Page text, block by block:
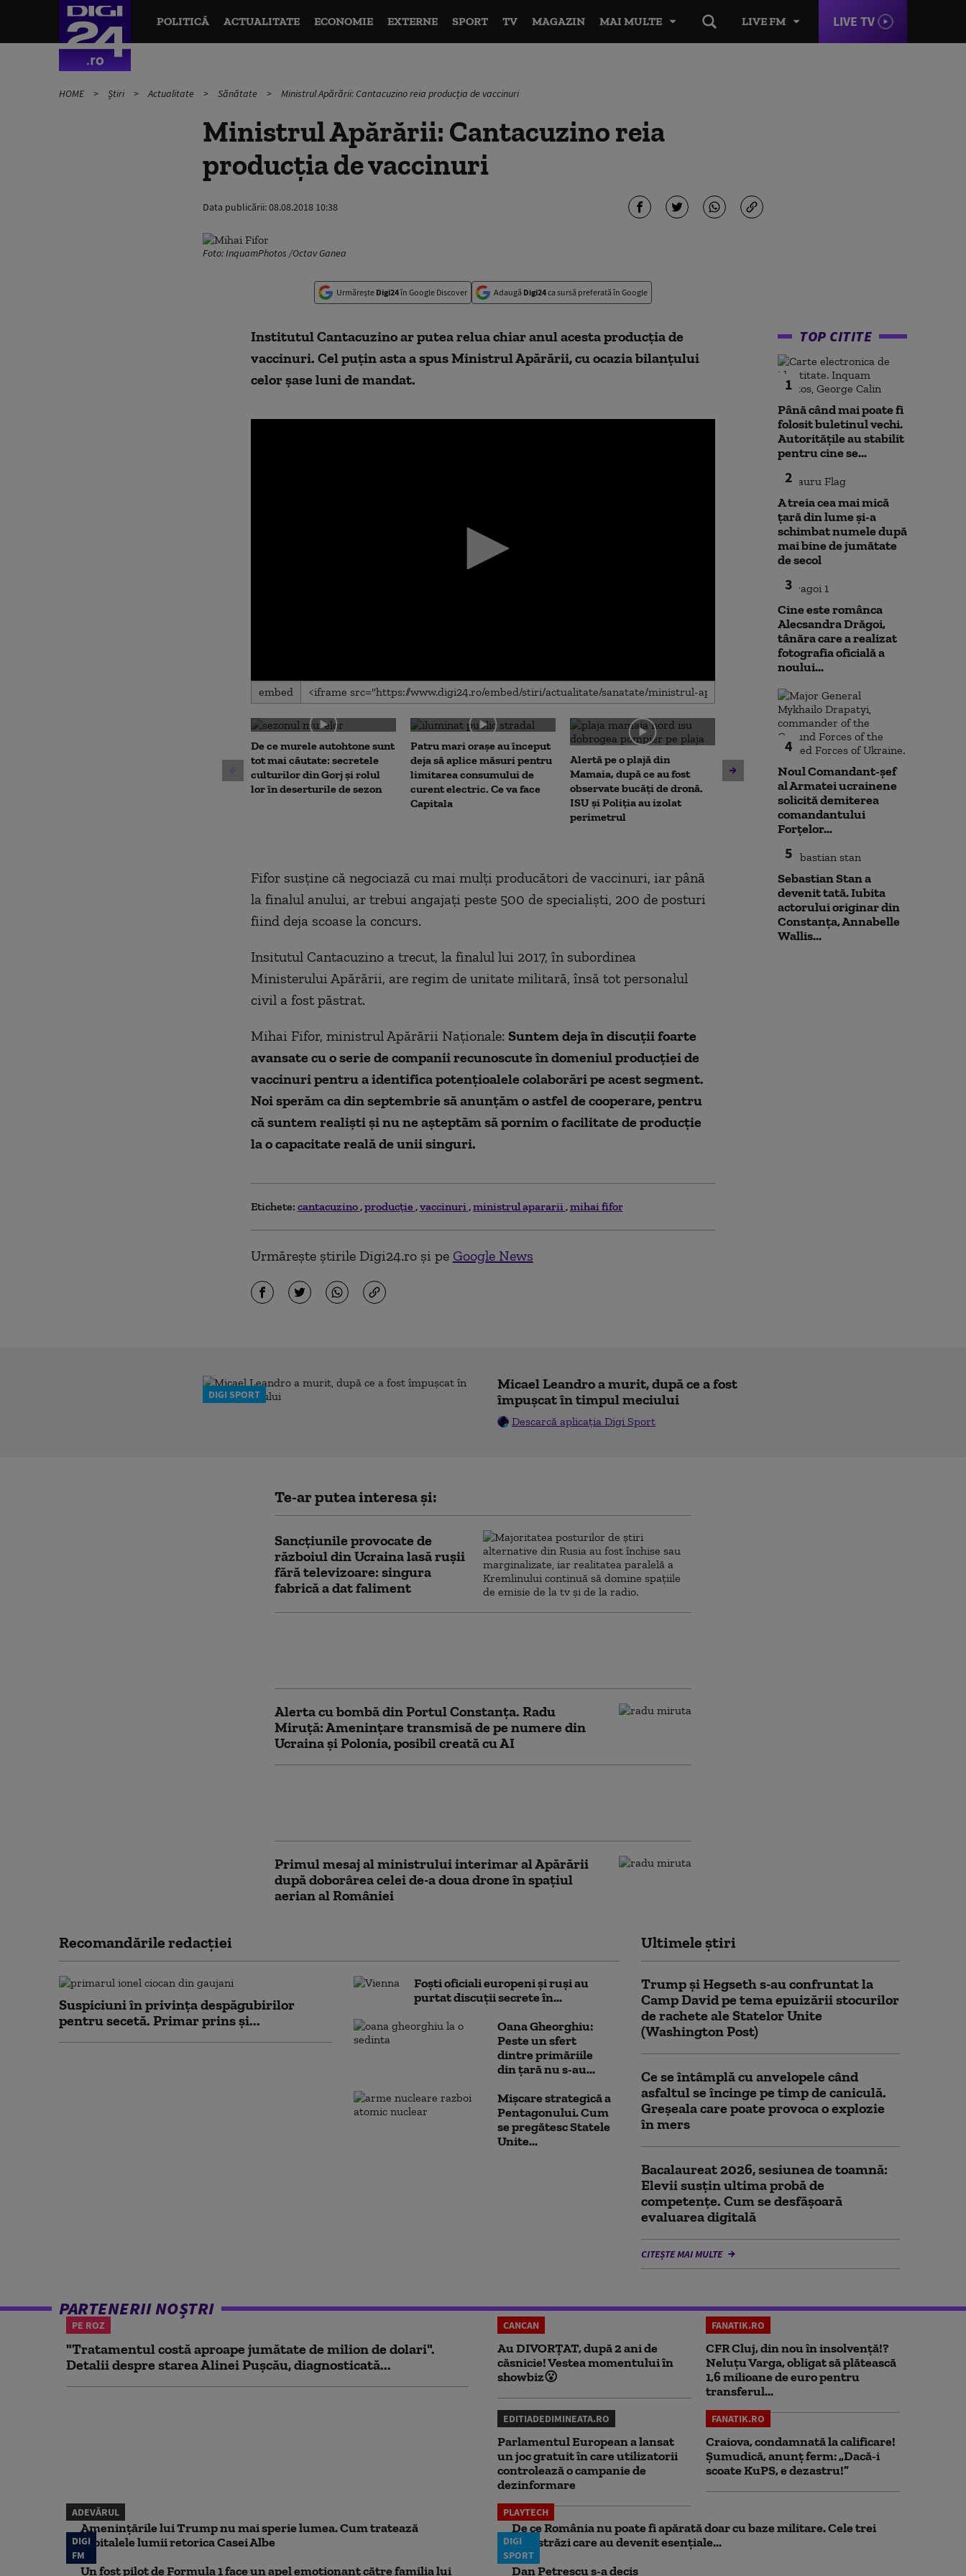
LIVE FM LIVE TV
POLITICĂ ACTUALITATE ECONOMIE EXTERNE SPORT TV MAGAZIN MAI MULTE
HOME Știri Actualitate Sănătate Ministrul Apărării: Cantacuzino reia producția de vaccinuri
Ministrul Apărării: Cantacuzino reia
producția de vaccinuri
Data publicării:08.08.2018 10:38
Foto: InquamPhotos /Octav Ganea
Urmărește Digi24în Google Discover Adaugă Digi24ca sursă preferată în Google
Institutul Cantacuzino ar putea relua chiar anul acesta producţia de
vaccinuri. Cel puţin asta a spus Ministrul Apărării, cu ocazia bilanţului
celor şase luni de mandat.
0
seconds
0
secondsVolume
90%
embed
De ce murele autohtone sunt
tot mai căutate: secretele
culturilor din Gorj și rolul
lor în deserturile de sezon
Patru mari orașe au început
deja să aplice măsuri pentru
limitarea consumului de
curent electric. Ce va face
Capitala
Alertă pe o plajă din
Mamaia, după ce au fost
observate bucăți de dronă.
ISU și Poliția au izolat
perimetrul
Amenzi pentru cei care
deranjează călătorii în
mijloacele de transport ale
STB. Pentru ce se vor da
Un asistent
pune la
Fifor susţine că negociază cu mai mulţi producători de vaccinuri, iar până
la finalul anului, ar trebui angajaţi peste 500 de specialişti, 200 de posturi
fiind deja scoase la concurs.
Insitutul Cantacuzino a trecut, la finalul lui 2017, în subordinea
Ministerului Apărării, are regim de unitate militară, însă tot personalul
civil a fost păstrat.
Mihai Fifor, ministrul Apărării Naţionale: Suntem deja în discuţii foarte
avansate cu o serie de companii recunoscute în domeniul producţiei de
vaccinuri pentru a identifica potenţioalele colaborări pe acest segment.
Noi sperăm ca din septembrie să anunţăm o astfel de cooperare, pentru
că suntem realişti şi nu ne aşteptăm să pornim o facilitate de producţie
la o capacitate reală de unii singuri.
Etichete: cantacuzino producție vaccinuri ministrul apararii mihai fifor
Urmărește știrile Digi24.ro și pe Google News
TOP CITITE
1
Până când mai poate fi
folosit buletinul vechi.
Autoritățile au stabilit
pentru cine se...
2
A treia cea mai mică
țară din lume și-a
schimbat numele după
mai bine de jumătate
de secol
3
Cine este românca
Alecsandra Drăgoi,
tânăra care a realizat
fotografia oficială a
noului...
4
Noul Comandant-șef
al Armatei ucrainene
solicită demiterea
comandantului
Forțelor...
5
Sebastian Stan a
devenit tată. Iubita
actorului originar din
Constanța, Annabelle
Wallis...
DIGI SPORT
Micael Leandro a murit, după ce a fost
împușcat în timpul meciului
Descarcă aplicația Digi Sport
Te-ar putea interesa și:
Sancțiunile provocate de
războiul din Ucraina lasă rușii
fără televizoare: singura
fabrică a dat faliment
Alerta cu bombă din Portul Constanța. Radu
Miruță: Amenințare transmisă de pe numere din
Ucraina și Polonia, posibil creată cu AI
Primul mesaj al ministrului interimar al Apărării
după doborârea celei de-a doua drone în spațiul
aerian al României
Recomandările redacţiei
Suspiciuni în privința despăgubirilor
pentru secetă. Primar prins și...
Foști oficiali europeni și ruși au
purtat discuții secrete în...
Oana Gheorghiu:
Peste un sfert
dintre primăriile
din țară nu s-au...
Mișcare strategică a
Pentagonului. Cum
se pregătesc Statele
Unite...
Ultimele știri
Trump şi Hegseth s-au confruntat la
Camp David pe tema epuizării stocurilor
de rachete ale Statelor Unite
(Washington Post)
Ce se întâmplă cu anvelopele când
asfaltul se încinge pe timp de caniculă.
Greșeala care poate provoca o explozie
în mers
Bacalaureat 2026, sesiunea de toamnă:
Elevii susțin ultima probă de
competențe. Cum se desfășoară
evaluarea digitală
CITEȘTE MAI MULTE
PARTENERII NOȘTRI
PE ROZ
"Tratamentul costă aproape jumătate de milion de dolari".
Detalii despre starea Alinei Pușcău, diagnosticată...
CANCAN
Au DIVORȚAT, după 2 ani de
căsnicie! Vestea momentului în
showbiz😮
FANATIK.RO
CFR Cluj, din nou în insolvență!?
Neluțu Varga, obligat să plătească
1,6 milioane de euro pentru
transferul...
EDITIADEDIMINEATA.RO
Parlamentul European a lansat
un joc gratuit în care utilizatorii
controlează o campanie de
dezinformare
FANATIK.RO
Craiova, condamnată la calificare!
Șumudică, anunț ferm: „Dacă-i
scoate KuPS, e dezastru!”
ADEVĂRUL
Amenințările lui Trump nu mai sperie lumea. Cum tratează
capitalele lumii retorica Casei Albe
PLAYTECH
De ce România nu poate fi apărată doar cu baze militare. Cele trei
autostrăzi care au devenit esențiale...
DIGI
FM
Un fost pilot de Formula 1 face un apel emoționant către familia lui
DIGI
SPORT
Dan Petrescu s-a decis